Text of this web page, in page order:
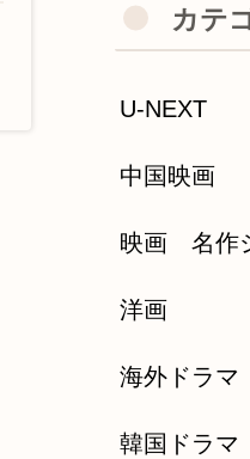
カテ
U-NEXT
中国映画
映画 名作
洋画
海外ドラマ
韓国ドラマ